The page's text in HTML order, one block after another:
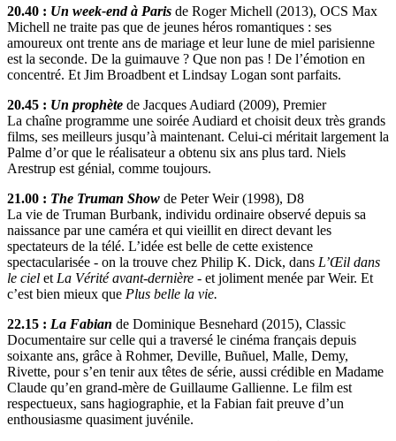
20.40 : Un week-end à Paris de Roger Michell (2013), OCS Max
Michell ne traite pas que de jeunes héros romantiques : ses
amoureux ont trente ans de mariage et leur lune de miel parisienne
est la seconde. De la guimauve ? Que non pas ! De l’émotion en
concentré. Et Jim Broadbent et Lindsay Logan sont parfaits.
20.45 : Un prophète de Jacques Audiard (2009), Premier
La chaîne programme une soirée Audiard et choisit deux très grands
films, ses meilleurs jusqu’à maintenant. Celui-ci méritait largement la
Palme d’or que le réalisateur a obtenu six ans plus tard. Niels
Arestrup est génial, comme toujours.
21.00 : The Truman Show de Peter Weir (1998), D8
La vie de Truman Burbank, individu ordinaire observé depuis sa
naissance par une caméra et qui vieillit en direct devant les
spectateurs de la télé. L’idée est belle de cette existence
spectacularisée - on la trouve chez Philip K. Dick, dans L’Œil dans
le ciel et La Vérité avant-dernière - et joliment menée par Weir. Et
c’est bien mieux que Plus belle la vie.
22.15 : La Fabian de Dominique Besnehard (2015), Classic
Documentaire sur celle qui a traversé le cinéma français depuis
soixante ans, grâce à Rohmer, Deville, Buñuel, Malle, Demy,
Rivette, pour s’en tenir aux têtes de série, aussi crédible en Madame
Claude qu’en grand-mère de Guillaume Gallienne. Le film est
respectueux, sans hagiographie, et la Fabian fait preuve d’un
enthousiasme quasiment juvénile.